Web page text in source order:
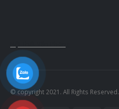
© copyright 2021. All Rights Reserved.